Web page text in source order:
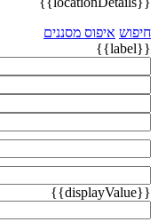
חיפוש איפוס מסננים
{{label}}
{{displayValue}}